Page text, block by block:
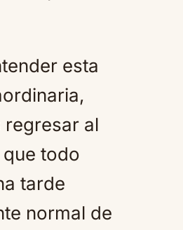
esta
regresar al
todo
tarde
normal de